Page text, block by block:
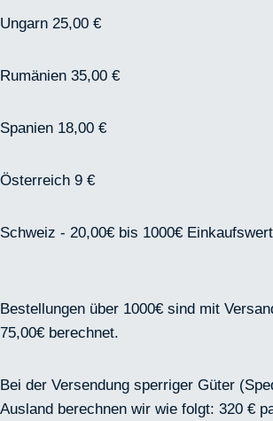
Ungarn 25,00 €
Rumänien 35,00 €
Spanien 18,00 €
Österreich 9 €
Schweiz - 20,00€ bis 1000€
Bestellungen über 1000€ sind mit
75,00€ berechnet.
Bei der Versendung sperriger Güter
Ausland berechnen wir wie folgt: 320 €